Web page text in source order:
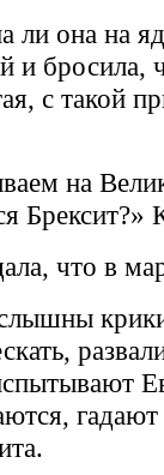
ли она на
и бросила,
с такой
на
Брексит?»
что в